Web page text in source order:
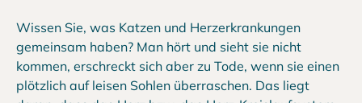
Wissen Sie, was Katzen und Herzerkrankungen
gemeinsam haben? Man hört und sieht sie nicht
kommen, erschreckt sich aber zu Tode, wenn sie einen
plötzlich auf leisen Sohlen überraschen. Das liegt